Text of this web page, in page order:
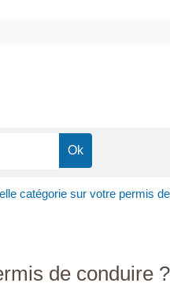
catégorie sur votre permis
de conduire ?